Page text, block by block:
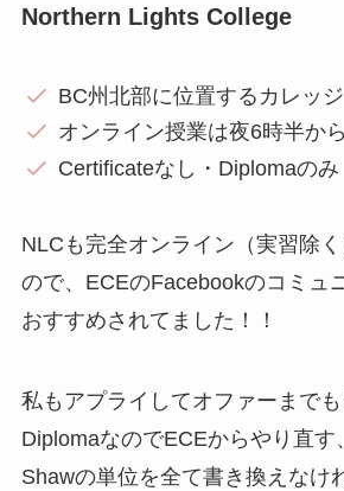
Northern Lights College
BC州北部に位置するカレッジ
オンライン授業は夜6時半から
Certificateなし・Diplomaのみ
NLCも完全オンライン（実習除
ので、ECEのFacebookのコミュ
おすすめされてました！！
私もアプライしてオファーまでも
DiplomaなのでECEからやり直す
Shawの単位を全て書き換えなけ